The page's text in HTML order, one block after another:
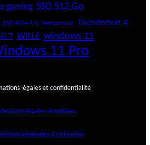
gaming SSD 512 Go
SSD PCIe 4.0 test produit Thunderbolt 4
7 WiFi 6 windows 11
11 Pro
légales et confidentialité
légales simplifiées
générales d’utilisation